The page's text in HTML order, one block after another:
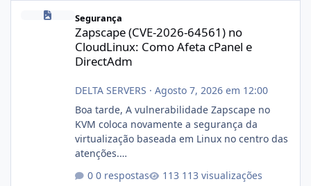
Zapscape (CVE-2026-64561) no CloudLinux: Como Afeta cPanel
Segurança
Zapscape (CVE-2026-64561) no
CloudLinux: Como Afeta cPanel e
DirectAdm
DELTA SERVERS · Agosto 7, 2026 em 12:00
Boa tarde, A vulnerabilidade Zapscape no
KVM coloca novamente a segurança da
virtualização baseada em Linux no centro das
atenções.
xjx23zz5f Criamos uma breve explicação:
0 respostas 113 visualizações